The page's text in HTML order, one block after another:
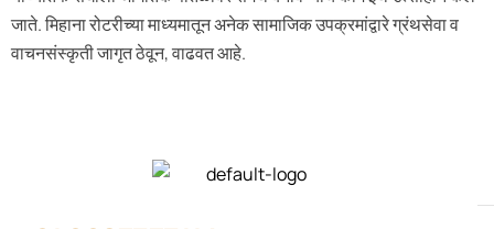
जाते. मिहाना रोटरीच्या माध्यमातून अनेक सामाजिक उपक्रमांद्वारे ग्रंथसेवा व
वाचनसंस्कृती जागृत ठेवून, वाढवत आहे.